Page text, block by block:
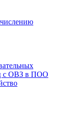
с ОВЗ в ПОО